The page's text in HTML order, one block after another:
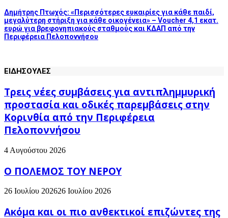
Δημήτρης Πτωχός: «Περισσότερες ευκαιρίες για κάθε παιδί,
μεγαλύτερη στήριξη για κάθε οικογένεια» – Voucher 4,1 εκατ.
ευρώ για βρεφονηπιακούς σταθμούς και ΚΔΑΠ από την
Περιφέρεια Πελοποννήσου
ΕΙΔΗΣΟΥΛΕΣ
Τρεις νέες συμβάσεις για αντιπλημμυρική
προστασία και οδικές παρεμβάσεις στην
Κορινθία από την Περιφέρεια
Πελοποννήσου
4 Αυγούστου 2026
Ο ΠΟΛΕΜΟΣ ΤΟΥ ΝΕΡΟΥ
26 Ιουλίου 202626 Ιουλίου 2026
Ακόμα και οι πιο ανθεκτικοί επιζώντες της